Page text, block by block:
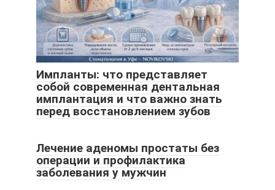
Импланты: что представляет
собой современная дентальная
имплантация и что важно знать
перед восстановлением зубов
Лечение аденомы простаты без
операции и профилактика
заболевания у мужчин